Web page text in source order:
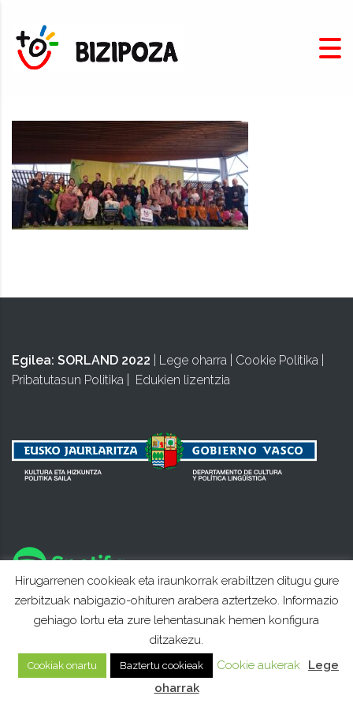
Egilea: SORLAND 2022 Lege oharra Cookie Politika
Pribatutasun Politika
Edukien lizentzia
Hirugarrenen cookieak eta iraunkorrak erabiltzen ditugu gure
zerbitzuak nabigazio-ohituren arabera aztertzeko. Informazio
gehiago lortu eta zure lehentasunak hemen konfigura
ditzakezu.
Cookiak onartu Baztertu cookieak Cookie aukerak
Lege
oharrak